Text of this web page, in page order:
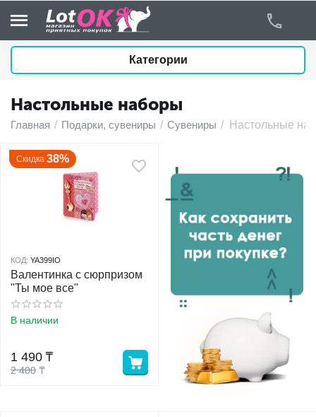
Категории
Настольные наборы
Главная / Подарки, сувениры / Сувениры / Настольные
Скидка 38%
КОД: YA399IO
Валентинка с сюрпризом
"Ты мое все"
В наличии
2 400 ₸
1 490 ₸